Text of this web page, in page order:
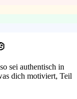
sei authentisch in
dich motiviert, Teil